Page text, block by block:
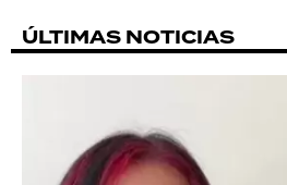
ÚLTIMAS NOTICIAS